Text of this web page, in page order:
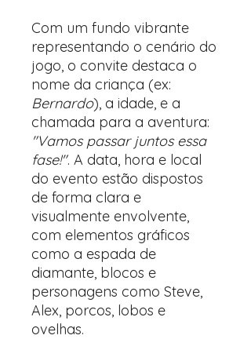
Com um fundo vibrante
representando o cenário do
jogo, o convite destaca o
nome da criança (ex:
Bernardo), a idade, e a
chamada para a aventura:
"Vamos passar juntos essa
fase!". A data, hora e local
do evento estão dispostos
de forma clara e
visualmente envolvente,
com elementos gráficos
como a espada de
diamante, blocos e
personagens como Steve,
Alex, porcos, lobos e
ovelhas.